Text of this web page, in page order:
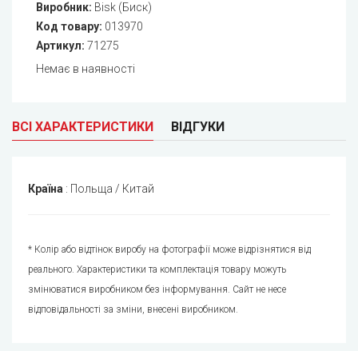
Виробник: Bisk (Биск)
Код товару: 013970
Артикул: 71275
Немає в наявності
ВСІ ХАРАКТЕРИСТИКИ ВІДГУКИ
Країна : Польща / Китай
* Колір або відтінок виробу на фотографії може відрізнятися від
реального. Характеристики та комплектація товару можуть
змінюватися виробником без інформування. Сайт не несе
відповідальності за зміни, внесені виробником.